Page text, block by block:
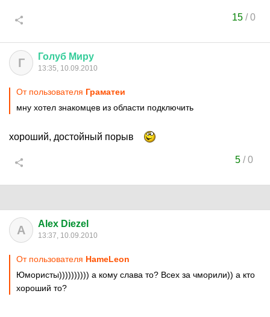
15 /0
Г Голуб Миру
13:35, 10.09.2010
От пользователя Граматеи
мну хотел знакомцев из области подключить
хороший, достойный порыв
5/0
A Alex Diezel
13:37, 10.09.2010
От пользователя HаmеLеоn
Юмористы)))))))))) а кому слава то? Всех за чморили)) а кто
хороший то?